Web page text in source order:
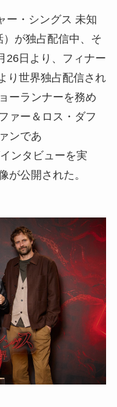
ー・シングス 未知
が独占配信中、そ
26日より、フィナー
り世界独占配信され
ーランナーを務め
ァー＆ロス・ダフ
ンであ
ンタビューを実
が公開された。